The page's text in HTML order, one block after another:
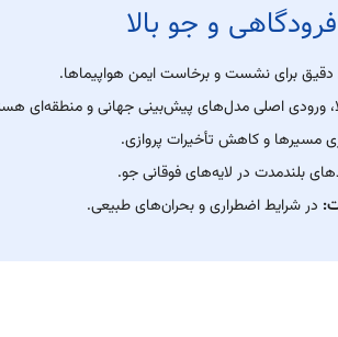
و جو بالا
دقیق برای نشست و برخاست ایمن هواپیماها.
ورودی اصلی مدل‌های پیش‌بینی جهانی و منطقه‌ای
مسیرها و کاهش تأخیرات پروازی.
بلندمدت در لایه‌های فوقانی جو.
در شرایط اضطراری و بحران‌های طبیعی.